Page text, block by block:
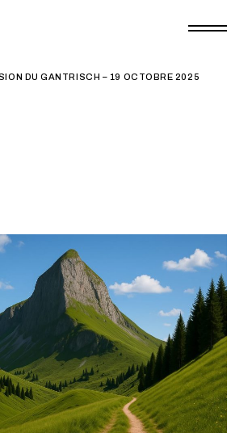
DU GANTRISCH – 19 OCTOBRE 2025